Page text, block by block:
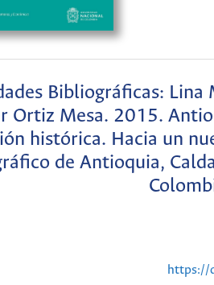
Bibliográficas: Lina
Ortiz Mesa. 2015.
histórica. Hacia un
de Antioquia,
https://